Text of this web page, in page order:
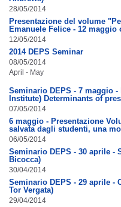
28/05/2014
Presentazione del volume
Emanuele Felice - 12 maggio
12/05/2014
2014 DEPS Seminar
08/05/2014
April - May
Seminario DEPS - 7 maggio
Institute) Determinants of
07/05/2014
6 maggio - Presentazione
salvata dagli studenti, una
06/05/2014
Seminario DEPS - 30 aprile -
Bicocca)
30/04/2014
Seminario DEPS - 29 aprile -
Tor Vergata)
29/04/2014